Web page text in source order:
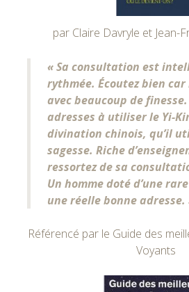
par Claire Davryle et Jean-
« Sa consultation est
rythmée. Écoutez bien
avec beaucoup de
adresses à utiliser le Yi-
divination chinois, qu’il
sagesse. Riche
ressortez de sa
Un homme doté d’une
une réelle bonne adresse.
Référencé par le Guide des
Voyants